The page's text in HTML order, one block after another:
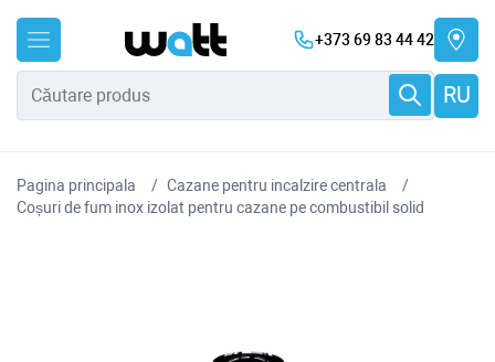
+373 69 83 44 42
RU
Pagina principala
Cazane pentru incalzire centrala
Coșuri de fum inox izolat pentru cazane pe combustibil solid